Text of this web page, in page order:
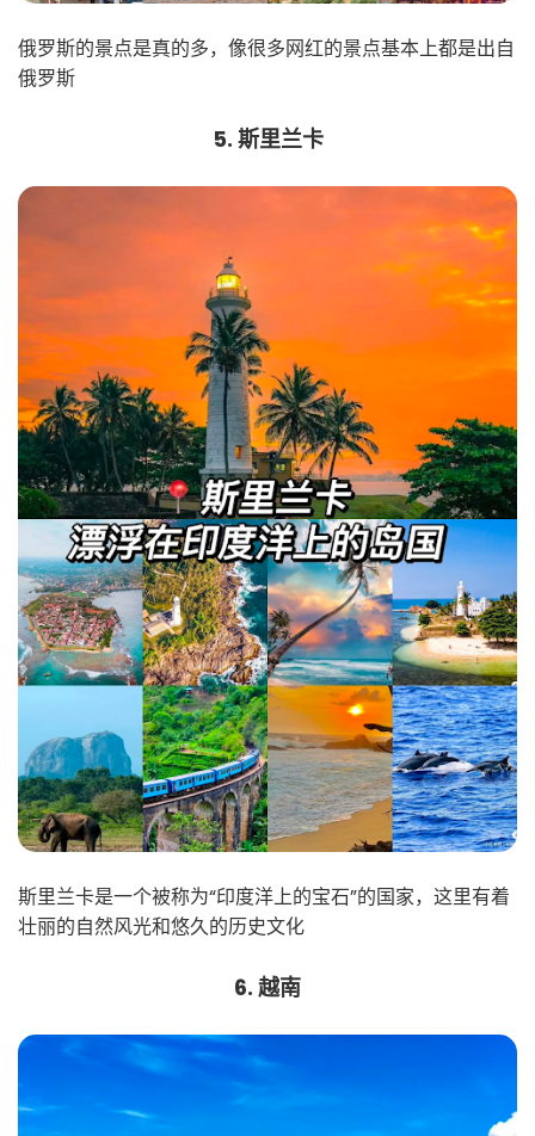
俄罗斯的景点是真的多，像很多网红的景点基本上都是出自
俄罗斯
5. 斯里兰卡
斯里兰卡是一个被称为“印度洋上的宝石”的国家，这里有着
壮丽的自然风光和悠久的历史文化
6. 越南